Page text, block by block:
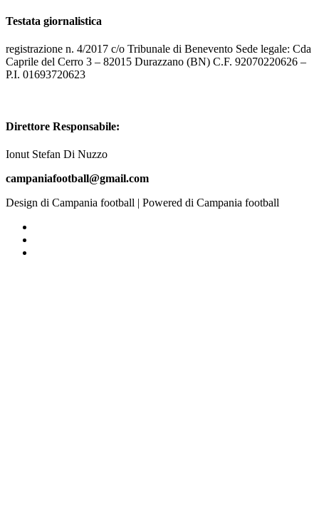
Testata giornalistica
registrazione n. 4/2017 c/o Tribunale di Benevento Sede legale: Cda
Caprile del Cerro 3 – 82015 Durazzano (BN) C.F. 92070220626 –
P.I. 01693720623
Direttore Responsabile:
Ionut Stefan Di Nuzzo
campaniafootball@gmail.com
Design di Campania football | Powered di Campania football